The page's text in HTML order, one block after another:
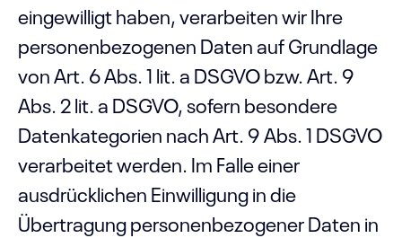
eingewilligt haben, verarbeiten wir Ihre
personenbezogenen Daten auf Grundlage
von Art. 6 Abs. 1 lit. a DSGVO bzw. Art. 9
Abs. 2 lit. a DSGVO, sofern besondere
Datenkategorien nach Art. 9 Abs. 1 DSGVO
verarbeitet werden. Im Falle einer
ausdrücklichen Einwilligung in die
Übertragung personenbezogener Daten in